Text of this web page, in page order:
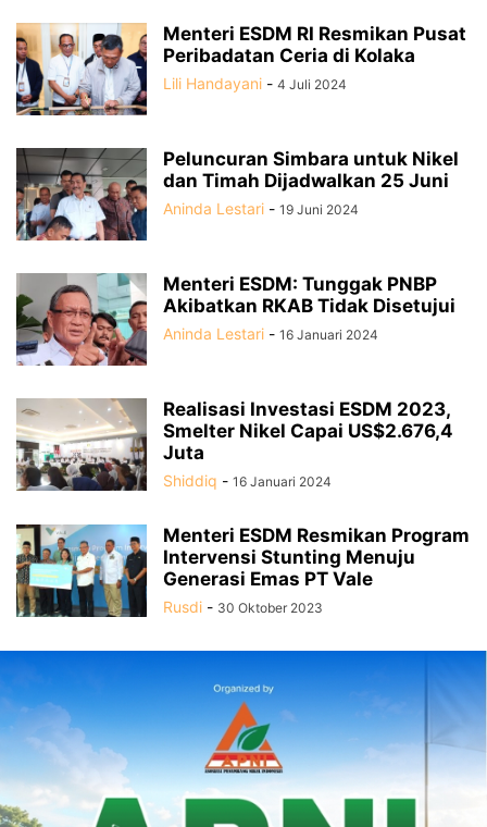
Menteri ESDM RI Resmikan Pusat
Peribadatan Ceria di Kolaka
Lili Handayani - 4 Juli 2024
Peluncuran Simbara untuk Nikel
dan Timah Dijadwalkan 25 Juni
Aninda Lestari - 19 Juni 2024
Menteri ESDM: Tunggak PNBP
Akibatkan RKAB Tidak Disetujui
Aninda Lestari - 16 Januari 2024
Realisasi Investasi ESDM 2023,
Smelter Nikel Capai US$2.676,4
Juta
Shiddiq - 16 Januari 2024
Menteri ESDM Resmikan Program
Intervensi Stunting Menuju
Generasi Emas PT Vale
Rusdi - 30 Oktober 2023